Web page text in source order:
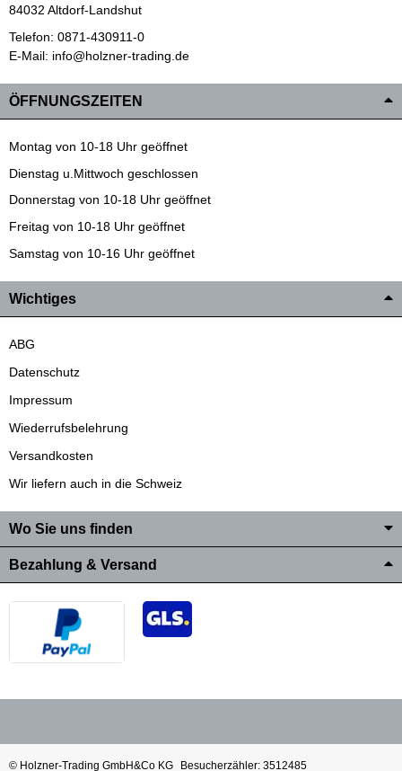
84032 Altdorf-Landshut
Telefon: 0871-430911-0
E-Mail: info@holzner-trading.de
ÖFFNUNGSZEITEN
Montag von 10-18 Uhr geöffnet
Dienstag u.Mittwoch geschlossen
Donnerstag von 10-18 Uhr geöffnet
Freitag von 10-18 Uhr geöffnet
Samstag von 10-16 Uhr geöffnet
Wichtiges
ABG
Datenschutz
Impressum
Wiederrufsbelehrung
Versandkosten
Wir liefern auch in die Schweiz
Wo Sie uns finden
Bezahlung & Versand
© Holzner-Trading GmbH&Co KG Besucherzähler: 3512485